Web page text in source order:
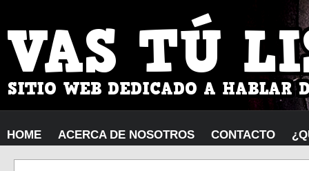
HOME ACERCA DE NOSOTROS CONTACTO